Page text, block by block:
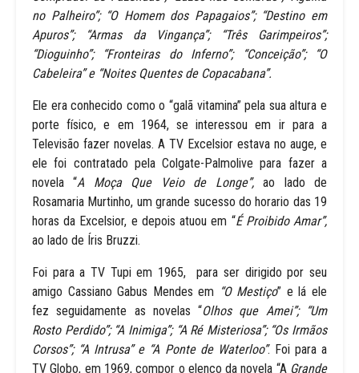
no Palheiro”; “O Homem dos Papagaios”; “Destino em
Apuros”; “Armas da Vingança”; “Três Garimpeiros”;
“Dioguinho”; “Fronteiras do Inferno”; “Conceição”; “O
Cabeleira” e “Noites Quentes de Copacabana”.
Ele era conhecido como o “galã vitamina” pela sua altura e
porte físico, e em 1964, se interessou em ir para a
Televisão fazer novelas. A TV Excelsior estava no auge, e
ele foi contratado pela Colgate-Palmolive para fazer a
novela “A Moça Que Veio de Longe”,ao lado de
Rosamaria Murtinho, um grande sucesso do horario das 19
horas da Excelsior, e depois atuou em “É Proibido Amar”,
ao lado de Íris Bruzzi.
Foi para a TV Tupi em 1965, para ser dirigido por seu
amigo Cassiano Gabus Mendes em “O Mestiço” e lá ele
fez seguidamente as novelas “Olhos que Amei”; “Um
Rosto Perdido”; “A Inimiga”; “A Ré Misteriosa”; “Os Irmãos
Corsos”; “A Intrusa” e “A Ponte de Waterloo”. Foi para a
TV Globo, em 1969, compor o elenco da novela “AGrande